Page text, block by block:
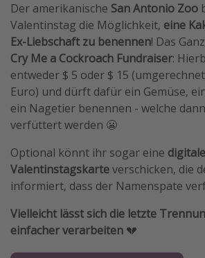
Der amerikanische San Antonio Zoo
Valentinstag die Möglichkeit, eine
Ex-Liebschaft zu benennen! Das
Cry Me a Cockroach Fundraiser:
entweder $ 5 oder $ 15
Euro) und dürft dafür ein Gemüse,
ein Nagetier benennen - welche
verfüttert werden 😬
Optional könnt ihr sogar eine digitale
Valentinstagskarteverschicken, die
informiert, dass der Namenspate
Vielleicht lässt sich die letzte
einfacher verarbeiten 💔